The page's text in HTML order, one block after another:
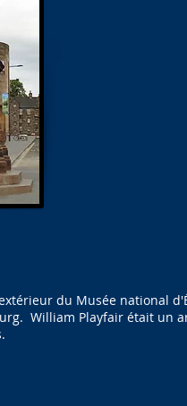
du Musée national
William Playfair était un